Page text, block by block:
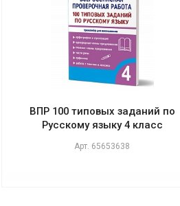
ВПР 100 типовых заданий по
Русскому языку 4 класс
Арт. 65653638